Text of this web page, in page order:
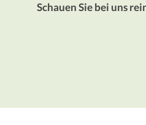
Schauen Sie bei uns